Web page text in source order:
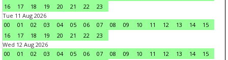
16
17 18 19 20 21 22
23
Tue 11 Aug 2026
00
01 02 03 04 05 06 07 08 09 10 11 12 13 14
15
16
17 18 19 20 21 22
23
Wed 12 Aug 2026
00
01 02 03 04 05 06 07 08 09 10 11 12 13 14
15